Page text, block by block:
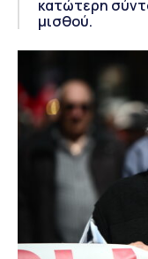
κατώτερη
μισθού.